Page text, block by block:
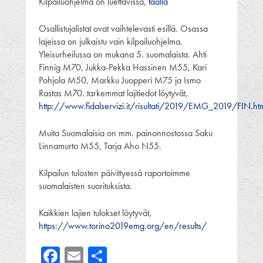
Osallistujalistat ovat vaihtelevasti esillä. Osassa
lajeissa on julkaistu vain kilpailuohjelma.
Yleisurheilussa on mukana 5. suomalaista. Ahti
Finnig M70, Jukka-Pekka Hassinen M55, Kari
Pohjola M50, Markku Juopperi M75 ja Ismo
Rastas M70. tarkemmat lajitiedot löytyvät,
http://www.fidalservizi.it/risultati/2019/EMG_2019/
Muita Suomalaisia on mm. painonnostossa Saku
Linnamurto M55, Tarja Aho N55.
Kilpailun tulosten päivittyessä raportoimme
suomalaisten suorituksista.
Kaikkien lajien tulokset löytyvät,
https://www.torino2019emg.org/en/results/
Facebook
Email